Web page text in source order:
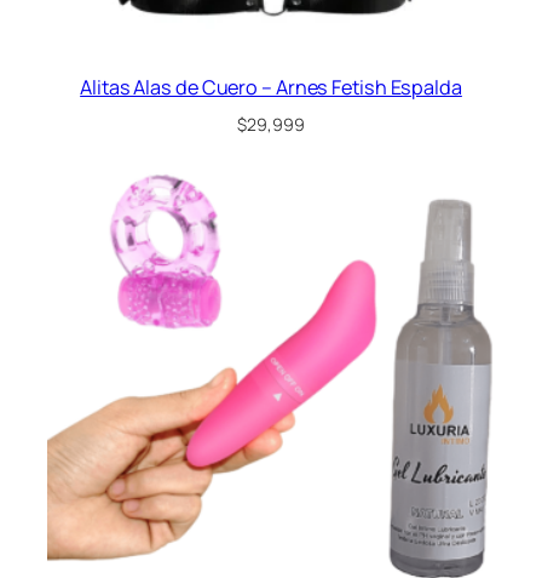
Alitas Alas de Cuero – Arnes Fetish Espalda
$29,999